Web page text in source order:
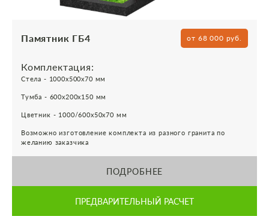
Памятник ГБ4 от 68 000 руб.
Комплектация:
Стела - 1000х500х70 мм
Тумба - 600х200х150 мм
Цветник - 1000/600х50х70 мм
Возможно изготовление комплекта из разного гранита по
желанию заказчика
ПОДРОБНЕЕ
ПРЕДВАРИТЕЛЬНЫЙ РАСЧЕТ